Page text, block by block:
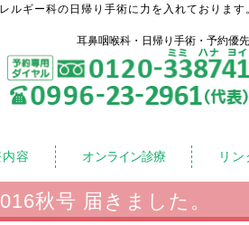
ギー科の日帰り手術に力を入れておりま
耳鼻咽喉科・日帰り手術・予約優先
容 オンライン診療 リン
秋号 届きました。